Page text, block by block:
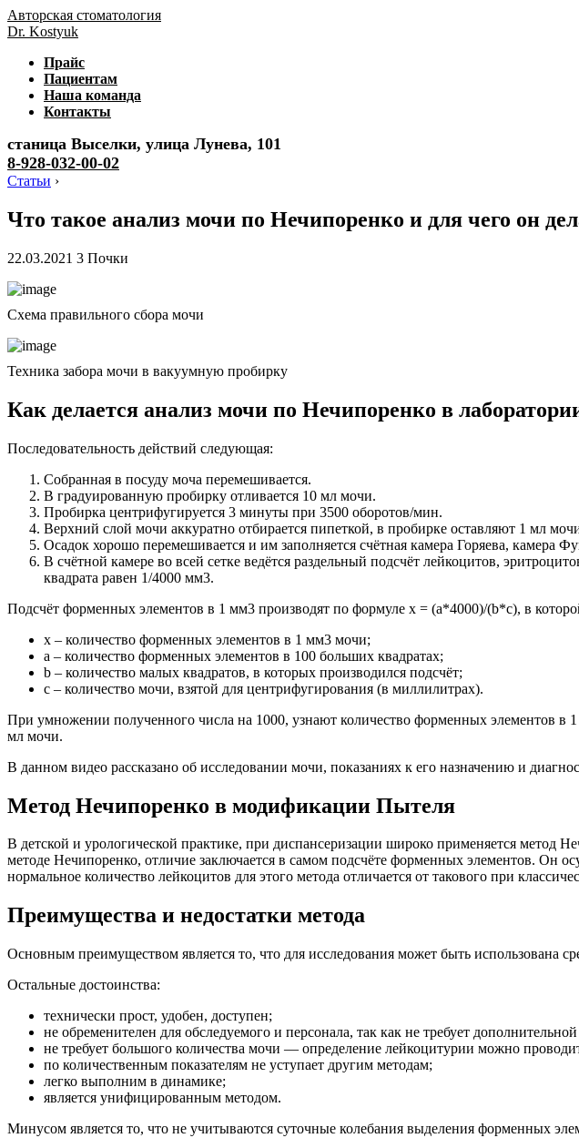
Авторская стоматология
Dr. Kostyuk
Прайс
Пациентам
Наша команда
Контакты
станица Выселки, улица Лунева, 101
8-928-032-00-02
Статьи ›
Что такое анализ мочи по Нечипоренко и для чего он
22.03.2021 3 Почки
Схема правильного сбора мочи
Техника забора мочи в вакуумную пробирку
Как делается анализ мочи по Нечипоренко в
Последовательность действий следующая:
Собранная в посуду моча перемешивается.
В градуированную пробирку отливается 10 мл мочи.
Пробирка центрифугируется 3 минуты при 3500 оборотов/мин.
Верхний слой мочи аккуратно отбирается пипеткой, в пробирке оставляют 1 мл
Осадок хорошо перемешивается и им заполняется счётная камера Горяева, камера
В счётной камере во всей сетке ведётся раздельный подсчёт лейкоцитов,
квадрата равен 1/4000 мм3.
Подсчёт форменных элементов в 1 мм3 производят по формуле x = (a*4000)/(b*c), в
x – количество форменных элементов в 1 мм3 мочи;
a – количество форменных элементов в 100 больших квадратах;
b – количество малых квадратов, в которых производился подсчёт;
c – количество мочи, взятой для центрифугирования (в миллилитрах).
При умножении полученного числа на 1000, узнают количество форменных элементов
мл мочи.
В данном видео рассказано об исследовании мочи, показаниях к его назначению и
Метод Нечипоренко в модификации Пытеля
В детской и урологической практике, при диспансеризации широко применяется
методе Нечипоренко, отличие заключается в самом подсчёте форменных элементов. Он
нормальное количество лейкоцитов для этого метода отличается от такового при
Преимущества и недостатки метода
Основным преимуществом является то, что для исследования может быть использована
Остальные достоинства:
технически прост, удобен, доступен;
не обременителен для обследуемого и персонала, так как не требует
не требует большого количества мочи — определение лейкоцитурии можно
по количественным показателям не уступает другим методам;
легко выполним в динамике;
является унифицированным методом.
Минусом является то, что не учитываются суточные колебания выделения форменных